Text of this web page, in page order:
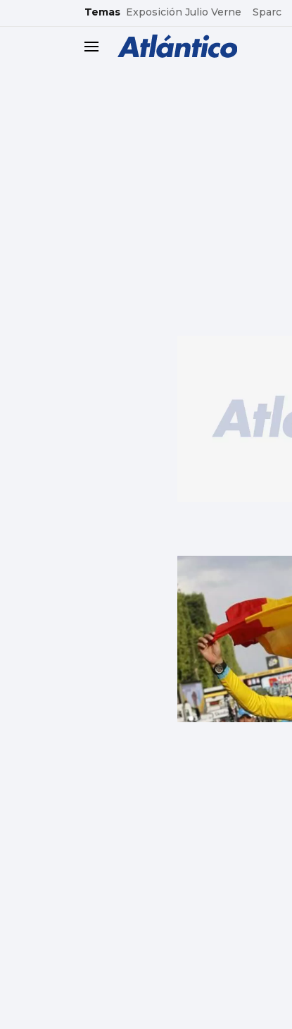
common.go-to-content
Temas Exposición Julio Verne Sparc
header.menu.open